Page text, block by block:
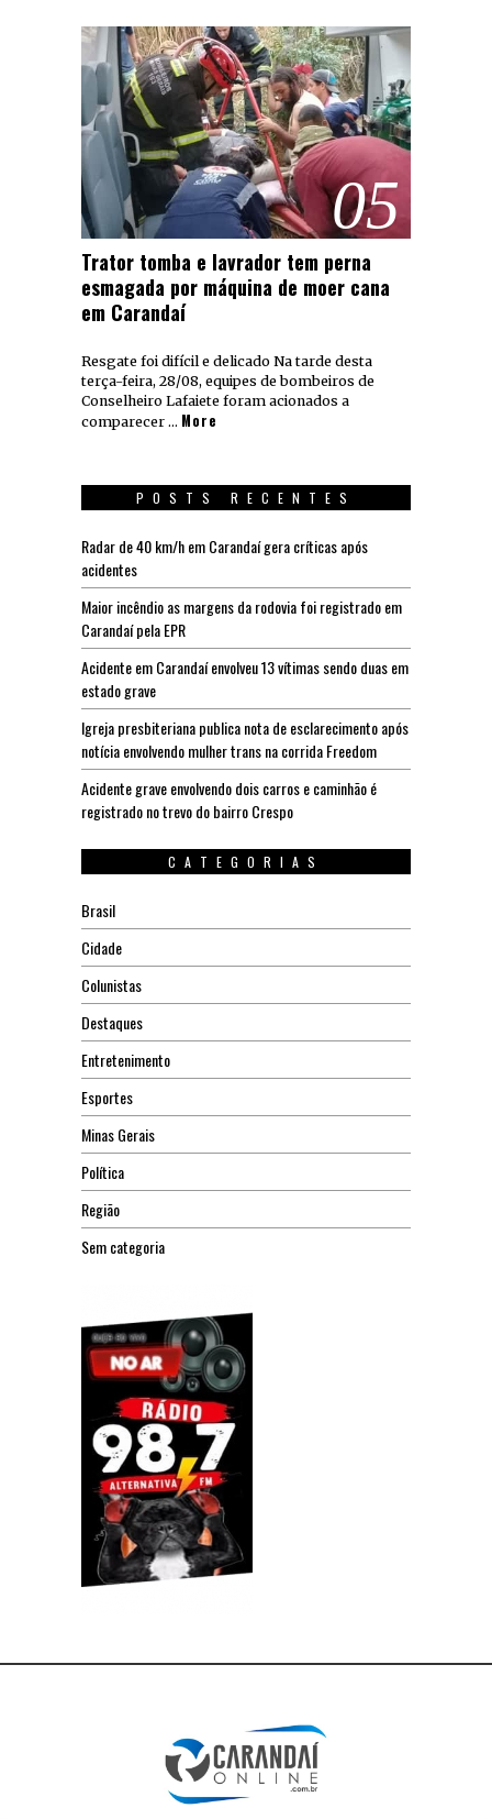
05
Trator tomba e lavrador tem perna
esmagada por máquina de moer cana
em Carandaí
Resgate foi difícil e delicado Na tarde desta
terça-feira, 28/08, equipes de bombeiros de
Conselheiro Lafaiete foram acionados a
comparecer … More
POSTS RECENTES
Radar de 40 km/h em Carandaí gera críticas após
acidentes
Maior incêndio as margens da rodovia foi registrado em
Carandaí pela EPR
Acidente em Carandaí envolveu 13 vítimas sendo duas em
estado grave
Igreja presbiteriana publica nota de esclarecimento após
notícia envolvendo mulher trans na corrida Freedom
Acidente grave envolvendo dois carros e caminhão é
registrado no trevo do bairro Crespo
CATEGORIAS
Brasil
Cidade
Colunistas
Destaques
Entretenimento
Esportes
Minas Gerais
Política
Região
Sem categoria